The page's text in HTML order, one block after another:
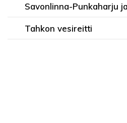
Savonlinna-Punkaharju
Tahkon vesireitti